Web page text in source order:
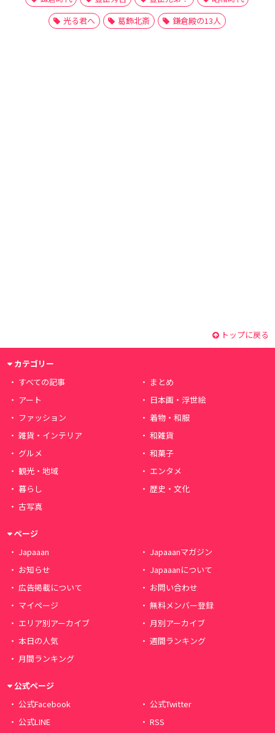
光る君へ
葛飾北斎 鎌倉殿の13人
トップに戻る
カテゴリー
すべての記事
まとめ
アート
日本画・浮世絵
ファッション
着物・和服
雑貨・インテリア
和雑貨
グルメ
和菓子
観光・地域
エンタメ
暮らし
歴史・文化
古写真
ページ
Japaaan
Japaaanマガジン
お知らせ
Japaaanについて
広告掲載について
お問い合わせ
マイページ
無料メンバー登録
エリア別アーカイブ
月別アーカイブ
本日の人気
週間ランキング
月間ランキング
公式ページ
公式Facebook
公式Twitter
公式LINE
RSS